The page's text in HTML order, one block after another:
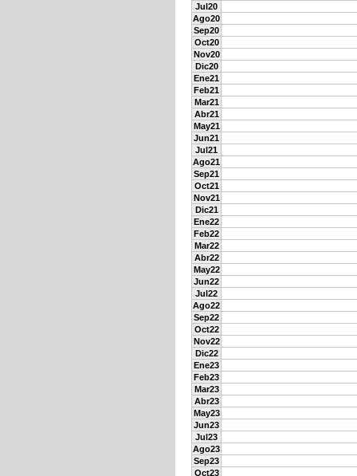
Jul20
Ago20
Sep20
Oct20
Nov20
Dic20
Ene21
Feb21
Mar21
Abr21
May21
Jun21
Jul21
Ago21
Sep21
Oct21
Nov21
Dic21
Ene22
Feb22
Mar22
Abr22
May22
Jun22
Jul22
Ago22
Sep22
Oct22
Nov22
Dic22
Ene23
Feb23
Mar23
Abr23
May23
Jun23
Jul23
Ago23
Sep23
Oct23